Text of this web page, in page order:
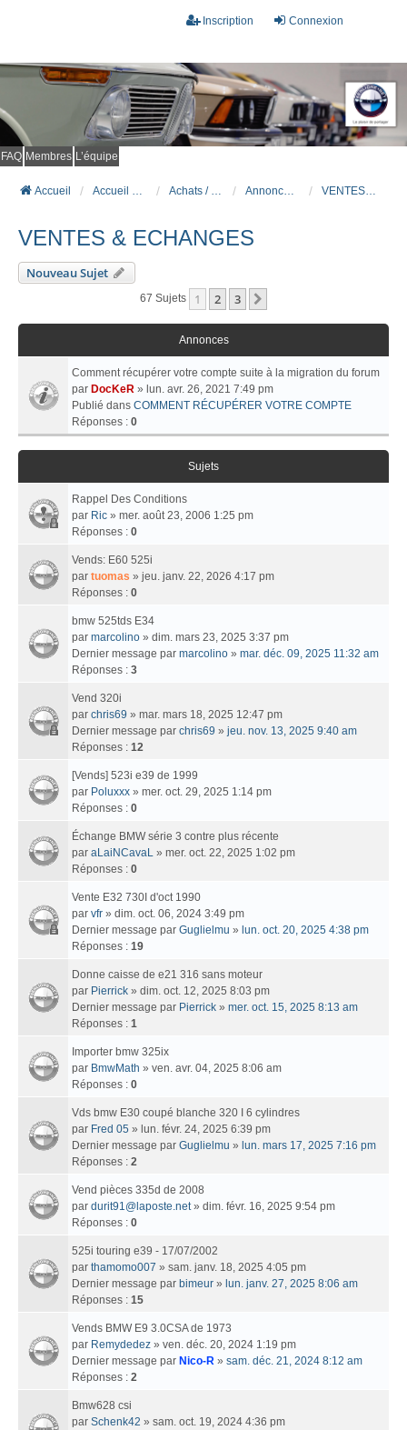
Connexion
Inscription
FAQ Membres L’équipe
Accueil Accueil du forum Achats / Ventes BMW Annonces de véhicules BMW VENTES & ECHANGES
VENTES & ECHANGES
Nouveau Sujet
67 Sujets 1 2 3
Annonces
Comment récupérer votre compte suite à la migration du forum
par DocKeR » lun. avr. 26, 2021 7:49 pm
Publié dans COMMENT RÉCUPÉRER VOTRE COMPTE
Réponses : 0
Sujets
Rappel Des Conditions
par Ric » mer. août 23, 2006 1:25 pm
Réponses : 0
Vends: E60 525i
par tuomas » jeu. janv. 22, 2026 4:17 pm
Réponses : 0
bmw 525tds E34
par marcolino » dim. mars 23, 2025 3:37 pm
Dernier message par marcolino » mar. déc. 09, 2025 11:32 am
Réponses : 3
Vend 320i
par chris69 » mar. mars 18, 2025 12:47 pm
Dernier message par chris69 » jeu. nov. 13, 2025 9:40 am
Réponses : 12
[Vends] 523i e39 de 1999
par Poluxxx » mer. oct. 29, 2025 1:14 pm
Réponses : 0
Échange BMW série 3 contre plus récente
par aLaiNCavaL » mer. oct. 22, 2025 1:02 pm
Réponses : 0
Vente E32 730I d'oct 1990
par vfr » dim. oct. 06, 2024 3:49 pm
Dernier message par Guglielmu » lun. oct. 20, 2025 4:38 pm
Réponses : 19
Donne caisse de e21 316 sans moteur
par Pierrick » dim. oct. 12, 2025 8:03 pm
Dernier message par Pierrick » mer. oct. 15, 2025 8:13 am
Réponses : 1
Importer bmw 325ix
par BmwMath » ven. avr. 04, 2025 8:06 am
Réponses : 0
Vds bmw E30 coupé blanche 320 I 6 cylindres
par Fred 05 » lun. févr. 24, 2025 6:39 pm
Dernier message par Guglielmu » lun. mars 17, 2025 7:16 pm
Réponses : 2
Vend pièces 335d de 2008
par durit91@laposte.net» dim. févr. 16, 2025 9:54 pm
Réponses : 0
525i touring e39 - 17/07/2002
par thamomo007 » sam. janv. 18, 2025 4:05 pm
Dernier message par bimeur » lun. janv. 27, 2025 8:06 am
Réponses : 15
Vends BMW E9 3.0CSA de 1973
par Remydedez » ven. déc. 20, 2024 1:19 pm
Dernier message par Nico-R » sam. déc. 21, 2024 8:12 am
Réponses : 2
Bmw628 csi
par Schenk42 » sam. oct. 19, 2024 4:36 pm